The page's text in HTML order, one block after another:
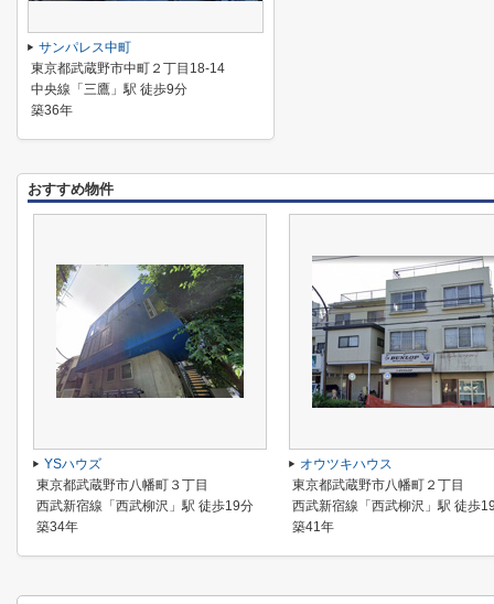
サンパレス中町
東京都武蔵野市中町２丁目18-14
中央線「三鷹」駅 徒歩9分
築36年
おすすめ物件
YSハウズ
東京都武蔵野市八幡町３丁目
西武新宿線「西武柳沢」駅 徒歩19分
築34年
オウツキハウス
東京都武蔵野市八幡町２丁目
西武新宿線「西武柳沢」駅 徒歩
築41年